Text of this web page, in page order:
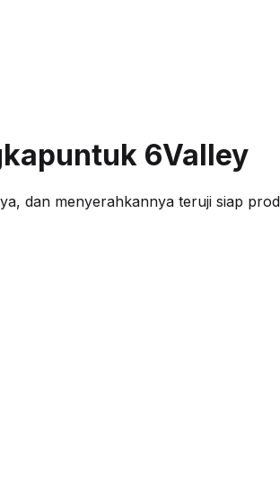
untuk 6Valley
dan menyerahkannya teruji siap